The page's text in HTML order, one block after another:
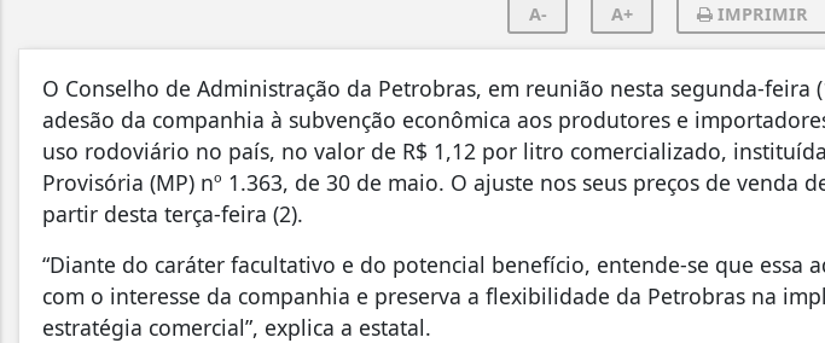
A- A+ IMPRIMIR
O Conselho de Administração da Petrobras, em reunião nesta segunda-feira
adesão da companhia à subvenção econômica aos produtores e
uso rodoviário no país, no valor de R$ 1,12 por litro comercializado,
Provisória (MP) nº 1.363, de 30 de maio. O ajuste nos seus preços de venda
partir desta terça-feira (2).
“Diante do caráter facultativo e do potencial benefício, entende-se que essa
com o interesse da companhia e preserva a flexibilidade da Petrobras na
estratégia comercial”, explica a estatal.